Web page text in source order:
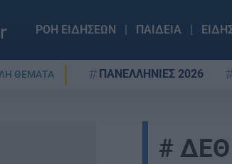
ΡΟΗ ΕΙΔΗΣΕΩΝ ΠΑΙΔΕΙΑ
ΘΕΜΑΤΑ ΠΑΝΕΛΛΗΝΙΕΣ 2026
ΔΕΘ